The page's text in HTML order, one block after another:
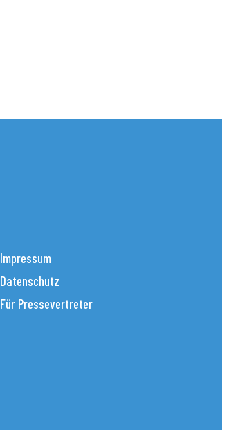
Impressum
Datenschutz
Für Pressevertreter